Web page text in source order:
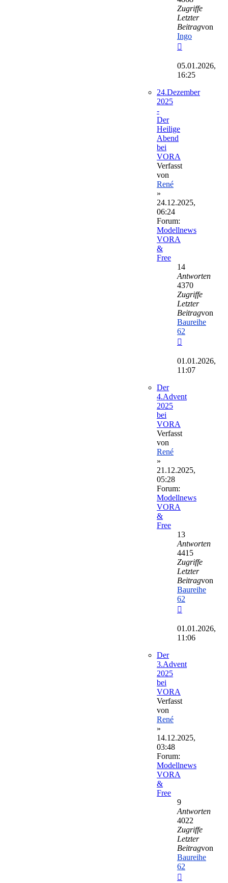
Zugriffe
Letzter
Beitragvon
Ingo
Beitrag
05.01.2026,
16:25
24.Dezember
2025
-
Der
Heilige
Abend
bei
VORA
Verfasst
von
René
»
24.12.2025,
06:24
Forum:
Modellnews
VORA
&
Free
14
Antworten
4370
Zugriffe
Letzter
Beitragvon
Baureihe
62
Beitrag
01.01.2026,
11:07
Der
4.Advent
2025
bei
VORA
Verfasst
von
René
»
21.12.2025,
05:28
Forum:
Modellnews
VORA
&
Free
13
Antworten
4415
Zugriffe
Letzter
Beitragvon
Baureihe
62
Beitrag
01.01.2026,
11:06
Der
3.Advent
2025
bei
VORA
Verfasst
von
René
»
14.12.2025,
03:48
Forum:
Modellnews
VORA
&
Free
9
Antworten
4022
Zugriffe
Letzter
Beitragvon
Baureihe
62